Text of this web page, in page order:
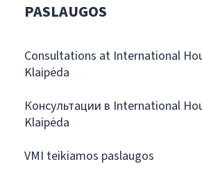
PASLAUGOS
Consultations at International
Klaipėda
Консультации в International
Klaipėda
VMI teikiamos paslaugos